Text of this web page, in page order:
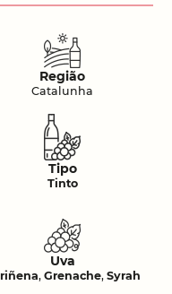
Região
Catalunha
Tipo
Tinto
Uva
, Grenache, Syrah